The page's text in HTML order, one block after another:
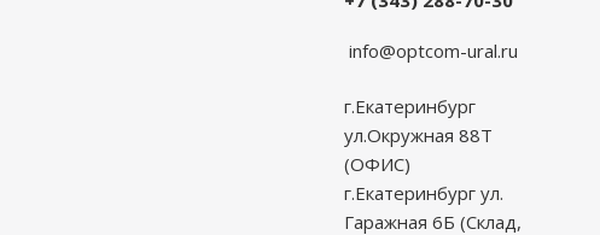
info@optcom-ural.ru
г.Екатеринбург
ул.Окружная 88Т
(ОФИС)
г.Екатеринбург ул.
Гаражная 6Б (Склад,